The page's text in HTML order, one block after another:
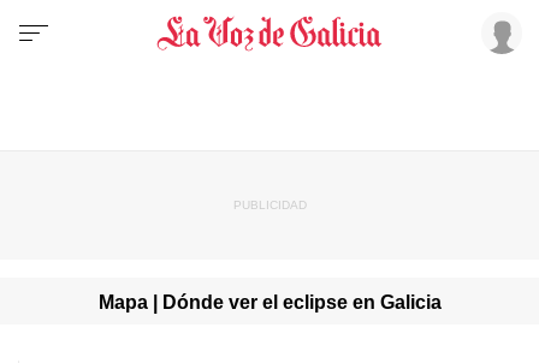
Mapa | Dónde ver el eclipse en Galicia